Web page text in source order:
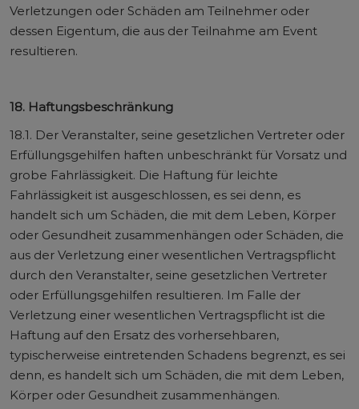
Verletzungen oder Schäden am Teilnehmer oder
dessen Eigentum, die aus der Teilnahme am Event
resultieren.
18. Haftungsbeschränkung
18.1. Der Veranstalter, seine gesetzlichen Vertreter oder
Erfüllungsgehilfen haften unbeschränkt für Vorsatz und
grobe Fahrlässigkeit. Die Haftung für leichte
Fahrlässigkeit ist ausgeschlossen, es sei denn, es
handelt sich um Schäden, die mit dem Leben, Körper
oder Gesundheit zusammenhängen oder Schäden, die
aus der Verletzung einer wesentlichen Vertragspflicht
durch den Veranstalter, seine gesetzlichen Vertreter
oder Erfüllungsgehilfen resultieren. Im Falle der
Verletzung einer wesentlichen Vertragspflicht ist die
Haftung auf den Ersatz des vorhersehbaren,
typischerweise eintretenden Schadens begrenzt, es sei
denn, es handelt sich um Schäden, die mit dem Leben,
Körper oder Gesundheit zusammenhängen.